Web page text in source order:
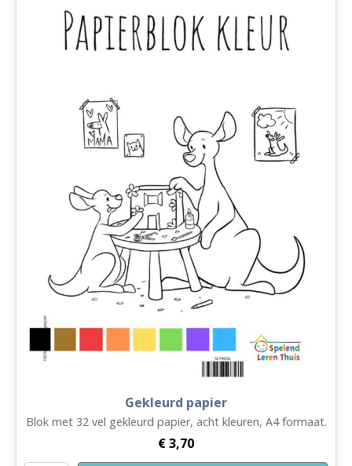
Gekleurd papier
Blok met 32 vel gekleurd papier, acht kleuren, A4 formaat.
€3,70